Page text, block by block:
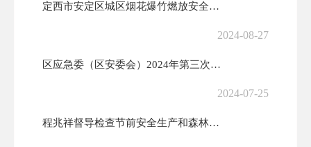
定西市安定区城区烟花爆竹燃放安全管理办法
2024-08-27
区应急委（区安委会）2024年第三次全体（扩大）会议召开
2024-07-25
程兆祥督导检查节前安全生产和森林草原防火工作